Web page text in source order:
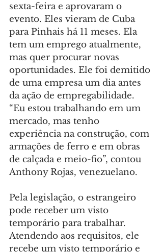
sexta-feira e aprovaram o
evento. Eles vieram de Cuba
para Pinhais há 11 meses. Ela
tem um emprego atualmente,
mas quer procurar novas
oportunidades. Ele foi demitido
de uma empresa um dia antes
da ação de empregabilidade.
“Eu estou trabalhando em um
mercado, mas tenho
experiência na construção, com
armações de ferro e em obras
de calçada e meio-fio”, contou
Anthony Rojas, venezuelano.
Pela legislação, o estrangeiro
pode receber um visto
temporário para trabalhar.
Atendendo aos requisitos, ele
recebe um visto temporário e